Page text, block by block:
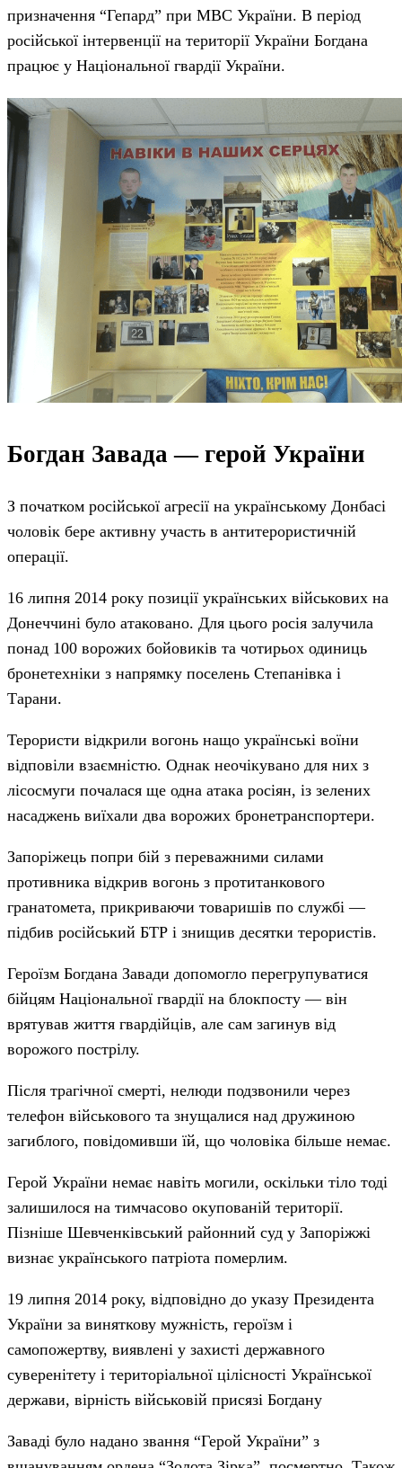
призначення “Гепард” при МВС України. В період
російської інтервенції на території України Богдана
працює у Національної гвардії України.
Богдан Завада — герой України
З початком російської агресії на українському Донбасі
чоловік бере активну участь в антитерористичній
операції.
16 липня 2014 року позиції українських військових на
Донеччині було атаковано. Для цього росія залучила
понад 100 ворожих бойовиків та чотирьох одиниць
бронетехніки з напрямку поселень Степанівка і
Тарани.
Терористи відкрили вогонь нащо українські воїни
відповіли взаємністю. Однак неочікувано для них з
лісосмуги почалася ще одна атака росіян, із зелених
насаджень виїхали два ворожих бронетранспортери.
Запоріжець попри бій з переважними силами
противника відкрив вогонь з протитанкового
гранатомета, прикриваючи товаришів по службі —
підбив російський БТР і знищив десятки терористів.
Героїзм Богдана Завади допомогло перегрупуватися
бійцям Національної гвардії на блокпосту — він
врятував життя гвардійців, але сам загинув від
ворожого пострілу.
Після трагічної смерті, нелюди подзвонили через
телефон військового та знущалися над дружиною
загиблого, повідомивши їй, що чоловіка більше немає.
Герой України немає навіть могили, оскільки тіло тоді
залишилося на тимчасово окупованій території.
Пізніше Шевченківський районний суд у Запоріжжі
визнає українського патріота померлим.
19 липня 2014 року, відповідно до указу Президента
України за виняткову мужність, героїзм і
самопожертву, виявлені у захисті державного
суверенітету і територіальної цілісності Української
держави, вірність військовій присязі Богдану
Заваді було надано звання “Герой України” з